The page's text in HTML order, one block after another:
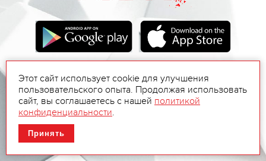
Этот сайт использует cookie для улучшения
пользовательского опыта. Продолжая использовать
сайт, вы соглашаетесь с нашей политикой
конфиденциальности.
Принять